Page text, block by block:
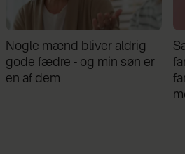
Nogle mænd bliver aldrig
gode fædre - og min søn er
en af dem